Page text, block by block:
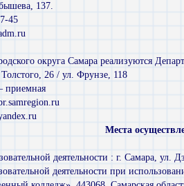
137.
45
округа Самара реализуются
26 / ул. Фрунзе, 118
приемная
Места
деятельности : г. Самара, ул.
деятельности при